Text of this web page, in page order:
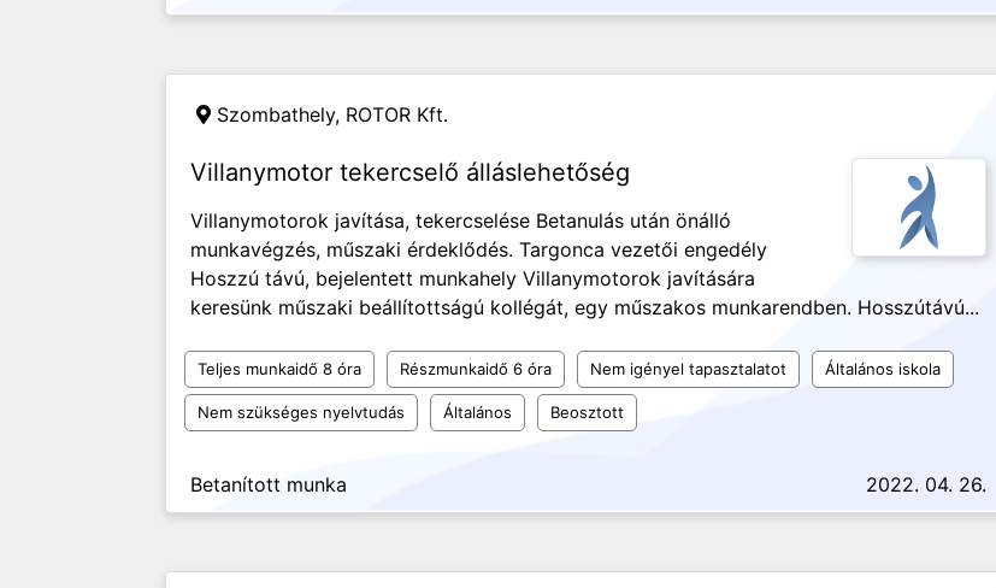
Szombathely, ROTOR Kft.
Villanymotor tekercselő álláslehetőség
Villanymotorok javítása, tekercselése Betanulás után önálló
munkavégzés, műszaki érdeklődés. Targonca vezetői engedély
Hoszzú távú, bejelentett munkahely Villanymotorok javítására
keresünk műszaki beállítottságú kollégát, egy műszakos munkarendben. Hosszútávú...
Teljes munkaidő 8 óra Részmunkaidő 6 óra Nem igényel tapasztalatot Általános iskola
Nem szükséges nyelvtudás Általános Beosztott
Betanított munka 2022. 04. 26.